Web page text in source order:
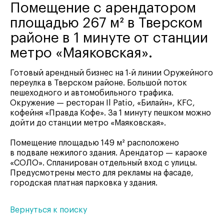
Помещение с арендатором
площадью 267 м² в Тверском
районе в 1 минуте от станции
метро «Маяковская».
Готовый арендный бизнес на 1-й линии Оружейного
переулка в Тверском районе. Большой поток
пешеходного и автомобильного трафика.
Окружение — ресторан Il Patio, «Билайн», KFC,
кофейня «Правда Кофе». За 1 минуту пешком можно
дойти до станции метро «Маяковская».
Помещение площадью 149 м² расположено
в подвале нежилого здания. Арендатор — караоке
«СОЛО». Спланирован отдельный вход с улицы.
Предусмотрены место для рекламы на фасаде,
городская платная парковка у здания.
Вернуться к поиску